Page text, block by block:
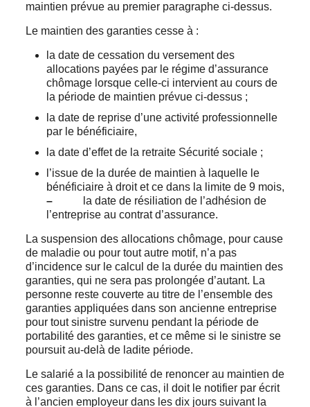
maintien prévue au premier paragraphe ci-dessus.
Le maintien des garanties cesse à :
la date de cessation du versement des
allocations payées par le régime d’assurance
chômage lorsque celle-ci intervient au cours de
la période de maintien prévue ci-dessus ;
la date de reprise d’une activité professionnelle
par le bénéficiaire,
la date d’effet de la retraite Sécurité sociale ;
l’issue de la durée de maintien à laquelle le
bénéficiaire à droit et ce dans la limite de 9 mois,
–
la date de résiliation de l’adhésion de
l’entreprise au contrat d’assurance.
La suspension des allocations chômage, pour cause
de maladie ou pour tout autre motif, n’a pas
d’incidence sur le calcul de la durée du maintien des
garanties, qui ne sera pas prolongée d’autant. La
personne reste couverte au titre de l’ensemble des
garanties appliquées dans son ancienne entreprise
pour tout sinistre survenu pendant la période de
portabilité des garanties, et ce même si le sinistre se
poursuit au-delà de ladite période.
Le salarié a la possibilité de renoncer au maintien de
ces garanties. Dans ce cas, il doit le notifier par écrit
à l’ancien employeur dans les dix jours suivant la